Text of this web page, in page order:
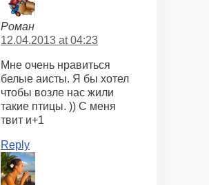
Роман
12.04.2013 at 04:23
Мне очень нравиться
белые аисты. Я бы хотел
чтобы возле нас жили
такие птицы. )) С меня
твит и+1
Reply